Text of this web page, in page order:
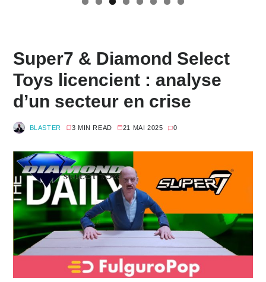
Super7 & Diamond Select
Toys licencient : analyse
d’un secteur en crise
BLASTER 3 MIN READ 21 MAI 2025 0